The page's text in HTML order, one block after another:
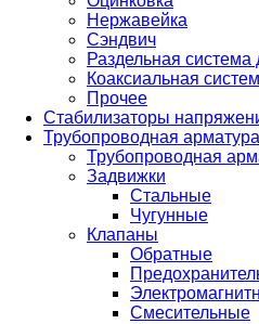
Нержавейка
Сэндвич
Раздельная
Коаксиальная
Прочее
Стабилизаторы
Трубопроводная арматура
Трубопроводная
Задвижки
Стальные
Чугунные
Клапаны
Обратные
Смесительные